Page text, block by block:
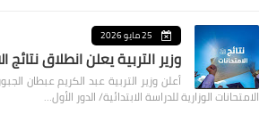
25 مايو 2026
وزير التربية يعلن انطلاق نتائج
أعلن وزير التربية عبد الكريم عبطان
الامتحانات الوزارية للدراسة الابتدائية/ الدور الأول…